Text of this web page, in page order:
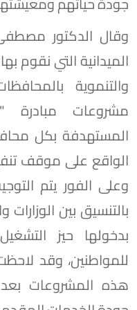
وقال الدكتور
الميدانية التي نقوم
والتنموية
مشروعات مبادرة
المستهدفة بكل
الواقع على موقف
وعلى الفور يتم
بالتنسيق بين
بدخولها حيز
للمواطنين، وقد
هذه المشروعات